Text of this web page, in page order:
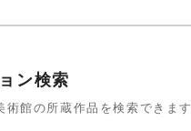
ン検索
術館の所蔵作品を検索できます